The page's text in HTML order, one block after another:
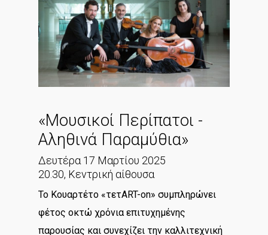
«Μουσικοί Περίπατοι -
Αληθινά Παραμύθια»
Δευτέρα 17 Μαρτίου 2025
20.30, Κεντρική αίθουσα
Το Κουαρτέτο «τετART-on» συμπληρώνει
φέτος οκτώ χρόνια επιτυχημένης
παρουσίας και συνεχίζει την καλλιτεχνική